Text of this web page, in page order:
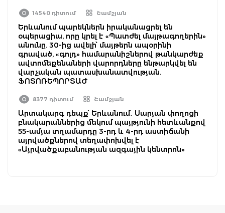
14540 դիտում Շամշյան
Երևանում պարեկներն իրականացրել են
օպերացիա, որը կրել է «Պատժել մայթագողերին»
անունը. 30-ից ավելի՝ մայթերն ապօրինի
գրաված, «գոլդ» համարանիշներով թանկարժեք
ավտոմեքենաների վարորդները ենթարկվել են
վարչական պատասխանատվության.
ՖՈՏՈՌԵՊՈՐՏԱԺ
8377 դիտում Շամշյան
Արտակարգ դեպք՝ Երևանում․ Սարյան փողոցի
բնակարաններից մեկում պայթյունի հետևանքով
55-ամյա տղամարդը 3-րդ և 4-րդ աստիճանի
այրվածքներով տեղափոխվել է
«Այրվածքաբանության ազգային կենտրոն»